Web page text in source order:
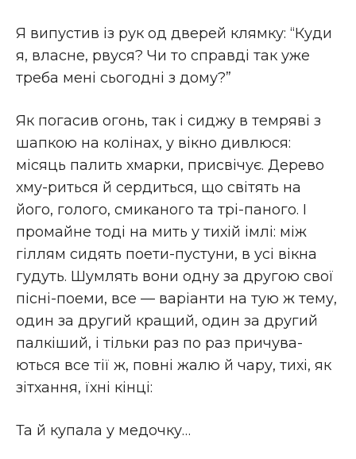
Я випустив із рук од дверей клямку: “Куди
я, власне, рвуся? Чи то справді так уже
треба мені сьогодні з дому?”
Як погасив огонь, так і сиджу в темряві з
шапкою на колінах, у вікно дивлюся:
місяць палить хмарки, присвічує. Дерево
хму-риться й сердиться, що світять на
його, голого, смиканого та трі-паного. І
промайне тоді на мить у тихій імлі: між
гіллям сидять поети-пустуни, в усі вікна
гудуть. Шумлять вони одну за другою свої
пісні-поеми, все — варіанти на тую ж тему,
один за другий кращий, один за другий
палкіший, і тільки раз по раз причува-
ються все тії ж, повні жалю й чару, тихі, як
зітхання, їхні кінці:
Та й купала у медочку…